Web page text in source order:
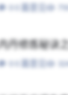
内丹修炼秘诀